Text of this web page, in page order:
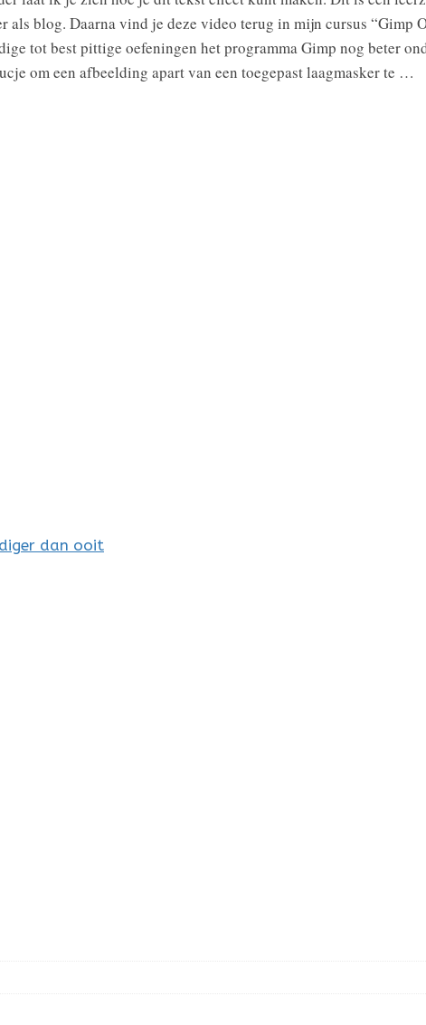
als blog. Daarna vind je deze video terug in mijn cursus “Gimp
tot best pittige oefeningen het programma Gimp nog beter
om een afbeelding apart van een toegepast laagmasker te …
dan ooit